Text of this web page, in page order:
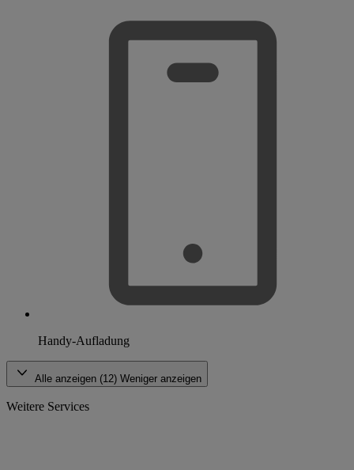
Handy-Aufladung
Alle anzeigen (12) Weniger anzeigen
Weitere Services